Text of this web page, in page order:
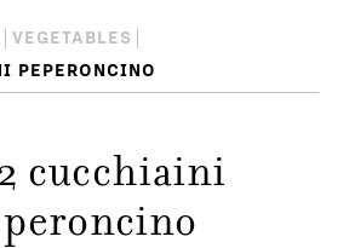
VEGETABLES
PEPERONCINO
cucchiaini